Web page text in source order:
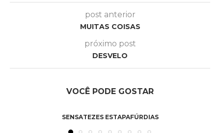
post anterior
MUITAS COISAS
próximo post
DESVELO
VOCÊ PODE GOSTAR
SENSATEZES ESTAPAFÚRDIAS